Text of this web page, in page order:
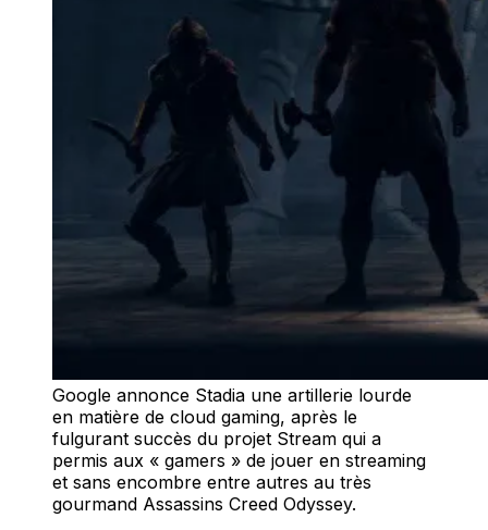
Google annonce Stadia une artillerie lourde
en matière de cloud gaming, après le
fulgurant succès du projet Stream qui a
permis aux « gamers » de jouer en streaming
et sans encombre entre autres au très
gourmand Assassins Creed Odyssey.